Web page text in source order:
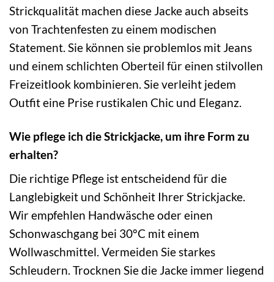
Strickqualität machen diese Jacke auch abseits
von Trachtenfesten zu einem modischen
Statement. Sie können sie problemlos mit Jeans
und einem schlichten Oberteil für einen stilvollen
Freizeitlook kombinieren. Sie verleiht jedem
Outfit eine Prise rustikalen Chic und Eleganz.
Wie pflege ich die Strickjacke, um ihre Form zu
erhalten?
Die richtige Pflege ist entscheidend für die
Langlebigkeit und Schönheit Ihrer Strickjacke.
Wir empfehlen Handwäsche oder einen
Schonwaschgang bei 30°C mit einem
Wollwaschmittel. Vermeiden Sie starkes
Schleudern. Trocknen Sie die Jacke immer liegend